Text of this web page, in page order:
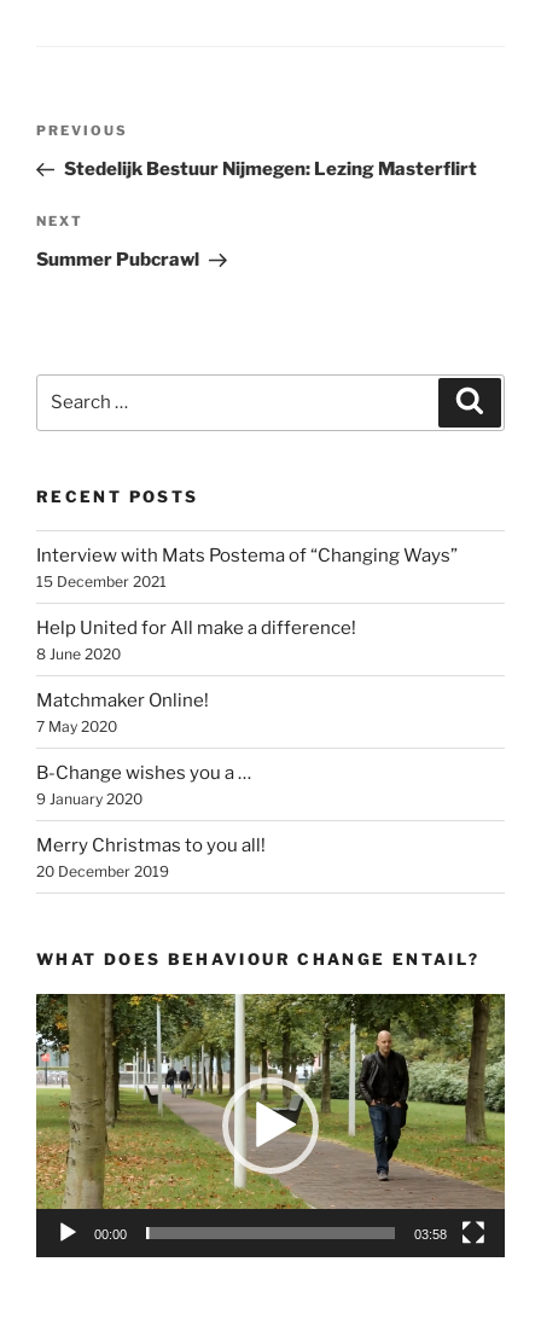
Previous
Post
PREVIOUS
Stedelijk Bestuur Nijmegen: Lezing Masterflirt
Next
Post
NEXT
Summer Pubcrawl
RECENT POSTS
Interview with Mats Postema of “Changing Ways”
15 December 2021
Help United for All make a difference!
8 June 2020
Matchmaker Online!
7 May 2020
B-Change wishes you a …
9 January 2020
Merry Christmas to you all!
20 December 2019
WHAT DOES BEHAVIOUR CHANGE ENTAIL?
Video
Player
00:00 03:58